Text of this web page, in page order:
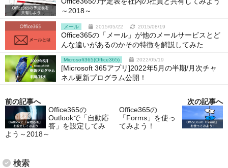
～2018～
メール 2015/05/22 2015/08/19
Office365の「メール」が他のメールサービスとど
んな違いがあるのかその特徴を解説してみた
Microsoft365(Office365) 2022/05/19
[Microsoft 365アプリ]2022年5月の半期/月次チャ
ネル更新プログラム公開！
前の記事へ
Office365の
Outlookで「自動応
答」を設定してみ
よう～2018～
次の記事へ
Office365の
「Forms」を使っ
てみよう！
検索